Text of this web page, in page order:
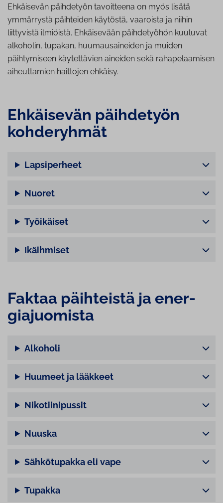
Ehkäisevän päihdetyön tavoitteena on myös lisätä
ymmärrystä päihteiden käytöstä, vaaroista ja niihin
liittyvistä ilmiöistä. Ehkäisevään päihdetyöhön kuuluvat
alkoholin, tupakan, huumausaineiden ja muiden
päihtymiseen käytettävien aineiden sekä rahapelaamisen
aiheuttamien haittojen ehkäisy.
Ehkäisevän päihdetyön
kohderyhmät
Lapsiperheet
Nuoret
Työikäiset
Ikäihmiset
Faktaa päihteistä ja ener­
gia­juo­mis­ta
Alkoholi
Huumeet ja lääkkeet
Nikotiinipussit
Nuuska
Sähkötupakka eli vape
Tupakka